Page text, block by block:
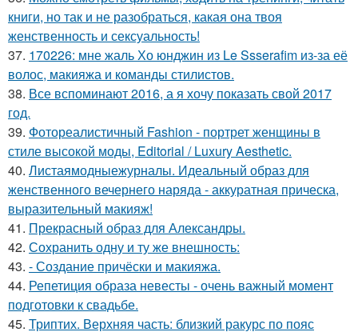
книги, но так и не разобраться, какая она твоя
женственность и сексуальность!
37. 170226: мне жаль Хо юнджин из Le Ssserafim из-за её
волос, макияжа и команды стилистов.
38. Все вспоминают 2016, а я хочу показать свой 2017
год.
39. Фотореалистичный Fashion - портрет женщины в
стиле высокой моды, Editorial / Luxury Aesthetic.
40. Листаямодныежурналы. Идеальный образ для
женственного вечернего наряда - аккуратная прическа,
выразительный макияж!
41. Прекрасный образ для Александры.
42. Сохранить одну и ту же внешность:
43. - Создание причёски и макияжа.
44. Репетиция образа невесты - очень важный момент
подготовки к свадьбе.
45. Триптих. Верхняя часть: близкий ракурс по пояс